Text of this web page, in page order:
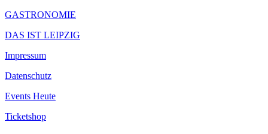
GASTRONOMIE
DAS IST LEIPZIG
Impressum
Datenschutz
Events Heute
Ticketshop